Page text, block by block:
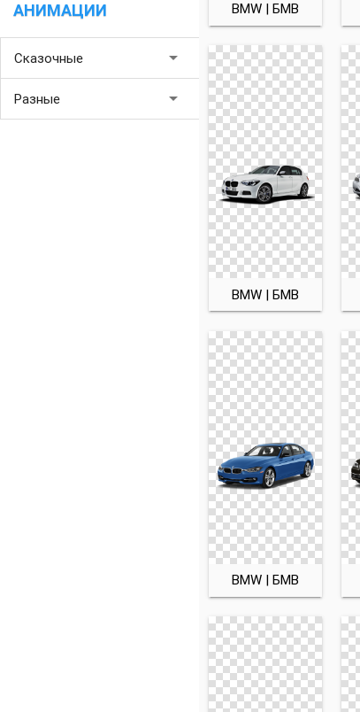
АНИМАЦИИ
Сказочные arrow_drop_down
Разные arrow_drop_down
BMW | БМВ
BMW | БМВ
BMW | БМВ